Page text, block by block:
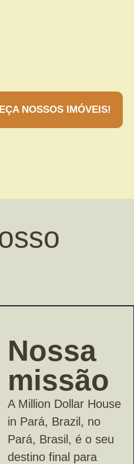
NOSSOS IMÓVEIS!
Nossa
missão
A Million Dollar House
in Pará, Brazil, no
Pará, Brasil, é o seu
destino final para